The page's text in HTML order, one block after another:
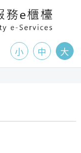
小 中 大